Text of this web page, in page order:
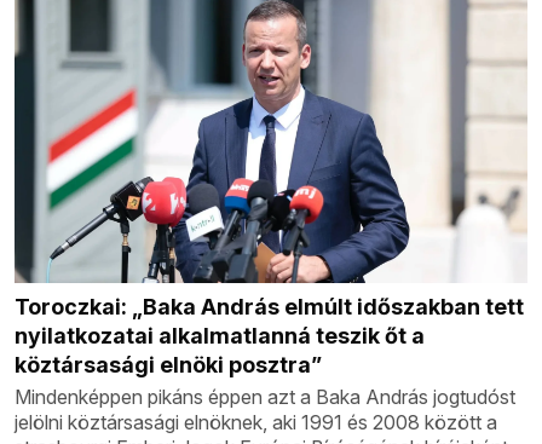
Toroczkai: „Baka András elmúlt időszakban tett
nyilatkozatai alkalmatlanná teszik őt a
köztársasági elnöki posztra”
Mindenképpen pikáns éppen azt a Baka András jogtudóst
jelölni köztársasági elnöknek, aki 1991 és 2008 között a